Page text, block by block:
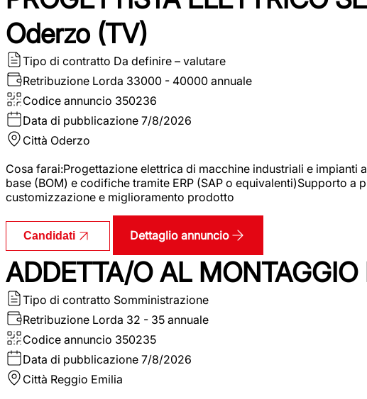
Oderzo (TV)
Tipo di contratto Da definire – valutare
Retribuzione Lorda 33000 - 40000 annuale
Codice annuncio 350236
Data di pubblicazione 7/8/2026
Città Oderzo
Cosa farai:Progettazione elettrica di macchine industriali e impianti
base (BOM) e codifiche tramite ERP (SAP o equivalenti)Supporto
customizzazione e miglioramento prodotto
Candidati Dettaglio annuncio
ADDETTA/O AL
Tipo di contratto Somministrazione
Retribuzione Lorda 32 - 35 annuale
Codice annuncio 350235
Data di pubblicazione 7/8/2026
Città Reggio Emilia